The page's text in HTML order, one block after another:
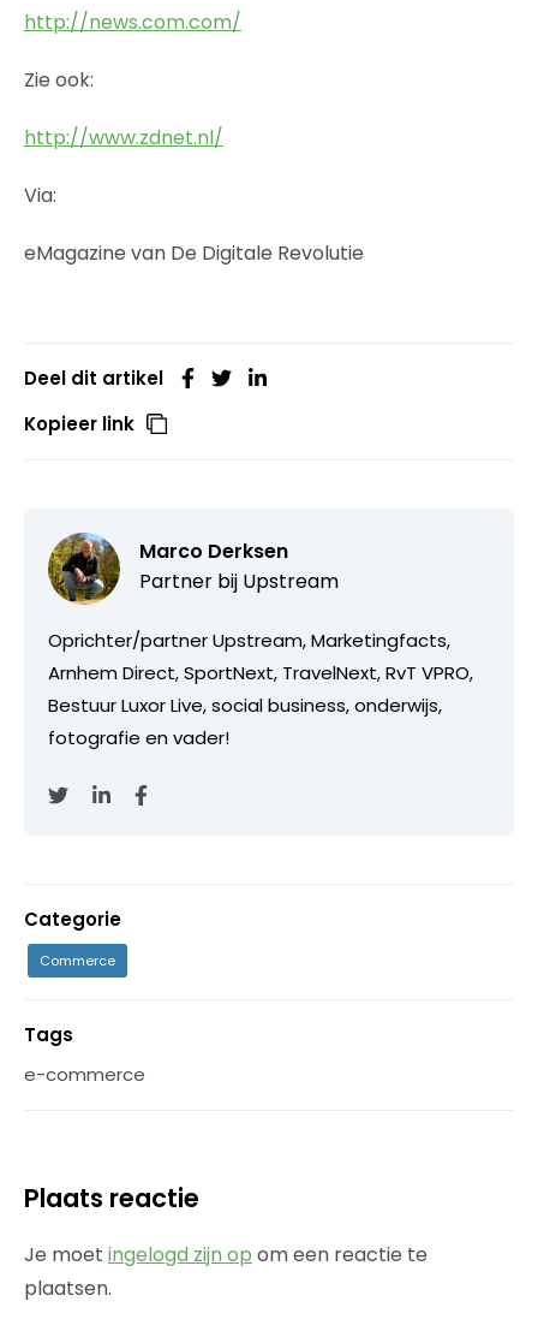
http://news.com.com/
Zie ook:
http://www.zdnet.nl/
Via:
eMagazine van De Digitale Revolutie
Deel dit artikel
Kopieer link
Marco Derksen
Partner bij Upstream
Oprichter/partner Upstream, Marketingfacts,
Arnhem Direct, SportNext, TravelNext, RvT VPRO,
Bestuur Luxor Live, social business, onderwijs,
fotografie en vader!
Categorie
Commerce
Tags
e-commerce
Plaats reactie
Je moet ingelogd zijn op om een reactie te
plaatsen.